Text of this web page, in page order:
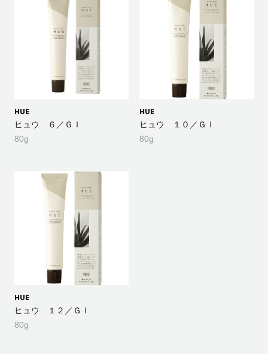
HUE
ヒュウ ６／ＧＩ
80g
HUE
ヒュウ １０／ＧＩ
80g
HUE
ヒュウ １２／ＧＩ
80g